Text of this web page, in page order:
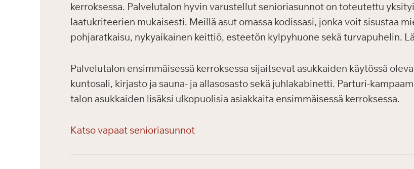
kerroksessa. Palvelutalon hyvin varustellut senioriasunnot on toteutettu
laatukriteerien mukaisesti. Meillä asut omassa kodissasi, jonka voit sisustaa
pohjaratkaisu, nykyaikainen keittiö, esteetön kylpyhuone sekä turvapuhelin.
Palvelutalon ensimmäisessä kerroksessa sijaitsevat asukkaiden käytössä
kuntosali, kirjasto ja sauna- ja allasosasto sekä juhlakabinetti. Parturi-
talon asukkaiden lisäksi ulkopuolisia asiakkaita ensimmäisessä kerroksessa.
Katso vapaat senioriasunnot